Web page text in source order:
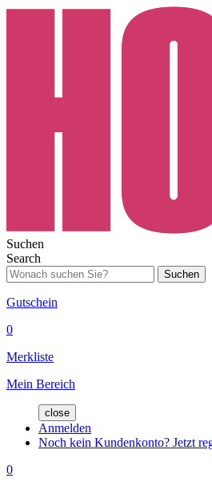
Suchen
Search
Suchen
Gutschein
0
Merkliste
Mein Bereich
close
Anmelden
Noch kein Kundenkonto? Jetzt
0